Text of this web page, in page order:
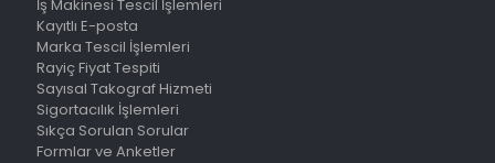
İş Makinesi Tescil İşlemleri
Kayıtlı E-posta
Marka Tescil İşlemleri
Rayiç Fiyat Tespiti
Sayısal Takograf Hizmeti
Sigortacılık İşlemleri
Sıkça Sorulan Sorular
Formlar ve Anketler